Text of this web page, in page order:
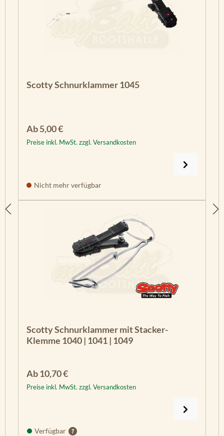
Scotty Schnurklammer 1045
Regulärer Preis:
Ab5,00 €
Preise inkl. MwSt. zzgl. Versandkosten
Nicht mehr verfügbar
Scotty Schnurklammer mit Stacker-
Klemme 1040 | 1041 | 1049
Regulärer Preis:
Ab10,70 €
Preise inkl. MwSt. zzgl. Versandkosten
Verfügbar